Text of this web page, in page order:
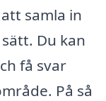
samla in
Du kan
få svar
På så